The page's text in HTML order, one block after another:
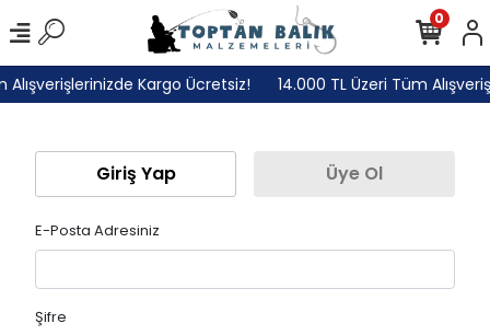
Alışverişlerinizde Kargo Ücretsiz! 14.000 TL Üzeri Tüm
0
Giriş Yap Üye Ol
E-Posta Adresiniz
Şifre